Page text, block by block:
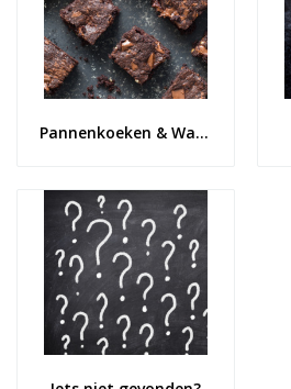
Pannenkoeken & Wafels